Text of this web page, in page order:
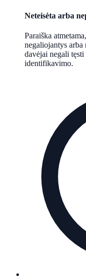
Neteisėta arba
Paraiška
negaliojantys
davėjai negali
identifikavimo.